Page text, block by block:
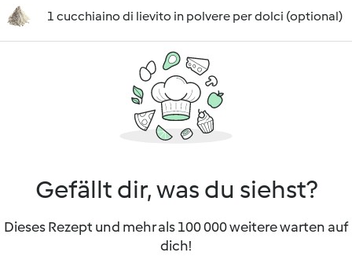
1 cucchiaino di lievito in polvere per dolci (optional)
Gefällt dir, was du siehst?
Dieses Rezept und mehr als 100 000 weitere warten auf
dich!